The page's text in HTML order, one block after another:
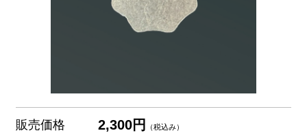
販売価格 2,300円 （税込み）